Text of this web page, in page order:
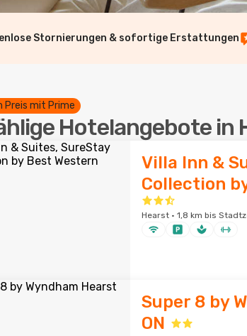
Stornierungen & sofortige Erstattungen
Preis mit Prime
Hotelangebote in
Villa Inn &
Collection
Hearst · 1,8 km bis
Super 8 by
ON